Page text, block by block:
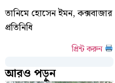
তানিমে হোসেন ইমন, কক্সবাজার
প্রতিনিধি
প্রিন্ট করুন
আরও পড়ুন